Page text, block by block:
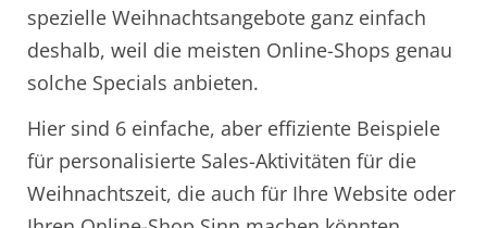
spezielle Weihnachtsangebote ganz einfach
deshalb, weil die meisten Online-Shops genau
solche Specials anbieten.
Hier sind 6 einfache, aber effiziente Beispiele
für personalisierte Sales-Aktivitäten für die
Weihnachtszeit, die auch für Ihre Website oder